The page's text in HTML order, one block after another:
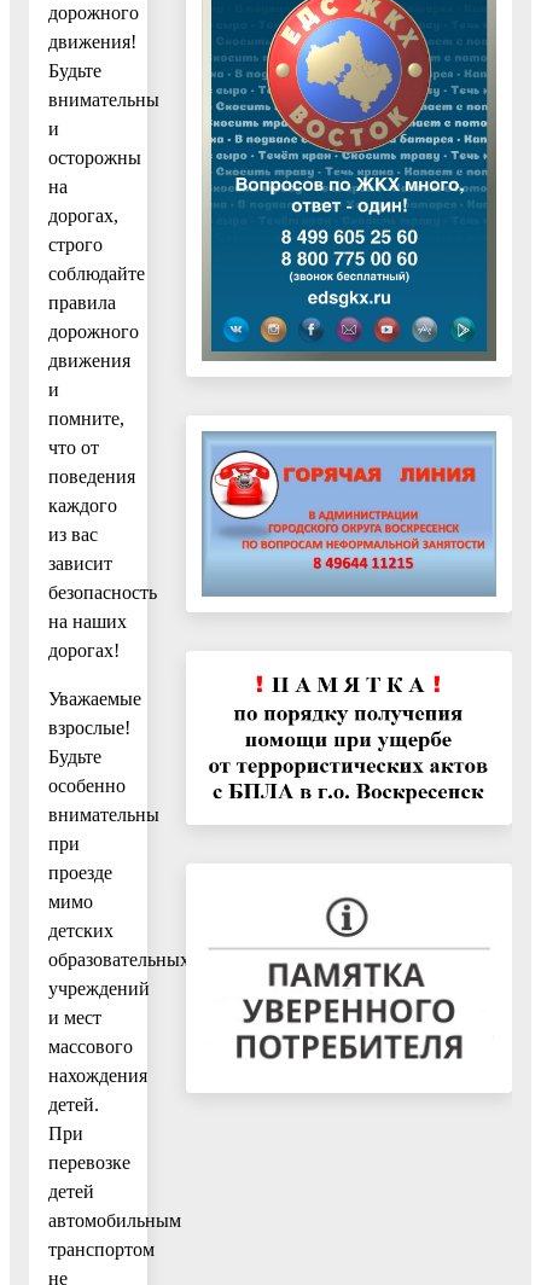
дорожного
движения!
Будьте
внимательны
и
осторожны
на
дорогах,
строго
соблюдайте
правила
дорожного
движения
и
помните,
что от
поведения
каждого
из вас
зависит
безопасность
на наших
дорогах!
Уважаемые
взрослые!
Будьте
особенно
внимательны
при
проезде
мимо
детских
образовательных
учреждений
и мест
массового
нахождения
детей.
При
перевозке
детей
автомобильным
транспортом
не